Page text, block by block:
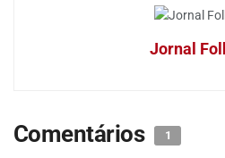
Jornal
Comentários 1